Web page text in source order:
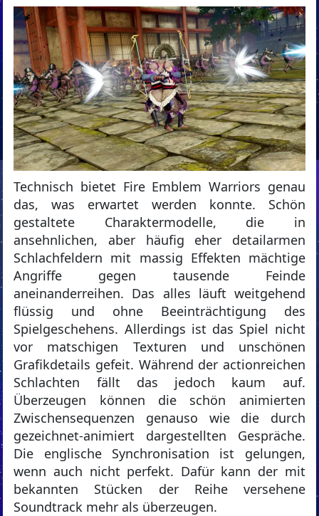
Technisch bietet Fire Emblem Warriors genau
das, was erwartet werden konnte. Schön
gestaltete Charaktermodelle, die in
ansehnlichen, aber häufig eher detailarmen
Schlachfeldern mit massig Effekten mächtige
Angriffe gegen tausende Feinde
aneinanderreihen. Das alles läuft weitgehend
flüssig und ohne Beeinträchtigung des
Spielgeschehens. Allerdings ist das Spiel nicht
vor matschigen Texturen und unschönen
Grafikdetails gefeit. Während der actionreichen
Schlachten fällt das jedoch kaum auf.
Überzeugen können die schön animierten
Zwischensequenzen genauso wie die durch
gezeichnet-animiert dargestellten Gespräche.
Die englische Synchronisation ist gelungen,
wenn auch nicht perfekt. Dafür kann der mit
bekannten Stücken der Reihe versehene
Soundtrack mehr als überzeugen.